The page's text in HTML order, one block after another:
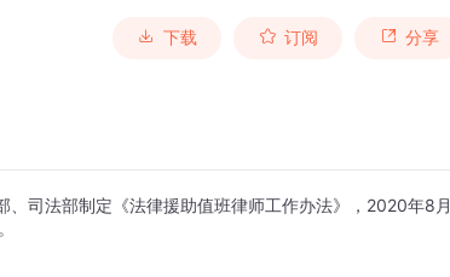
下载 订阅 分享
司法部制定《法律援助值班律师工作办法》，2020年8月